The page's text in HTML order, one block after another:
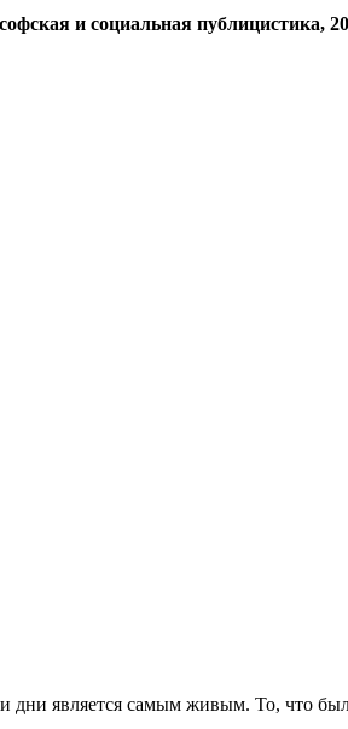
и социальная публицистика,
является самым живым. То, что